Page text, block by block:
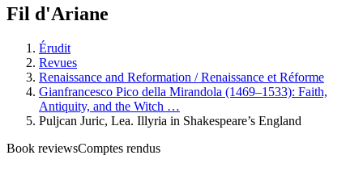
Fil d'Ariane
Érudit
Revues
Renaissance and Reformation / Renaissance et Réforme
Gianfrancesco Pico della Mirandola (1469–1533): Faith,
Antiquity, and the Witch …
Puljcan Juric, Lea. Illyria in Shakespeare’s England
Book reviewsComptes rendus